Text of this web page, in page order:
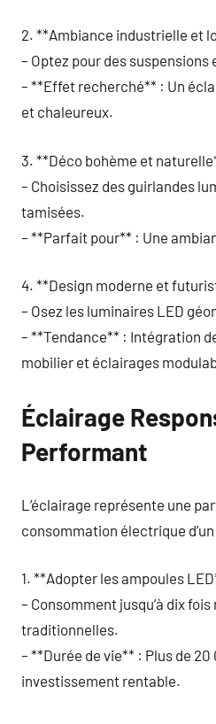
2. **Ambiance industrielle et
– Optez pour des suspensions
– **Effet recherché** : Un
et chaleureux.
3. **Déco bohème et
– Choisissez des guirlandes
tamisées.
– **Parfait pour** : Une
4. **Design moderne et
– Osez les luminaires LED
– **Tendance** : Intégration
mobilier et éclairages
Éclairage
Performant
L’éclairage représente une
consommation électrique
1. **Adopter les ampoules
– Consomment jusqu’à dix
traditionnelles.
– **Durée de vie** : Plus de
investissement rentable.